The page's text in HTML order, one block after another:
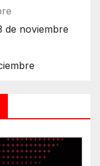
de noviembre